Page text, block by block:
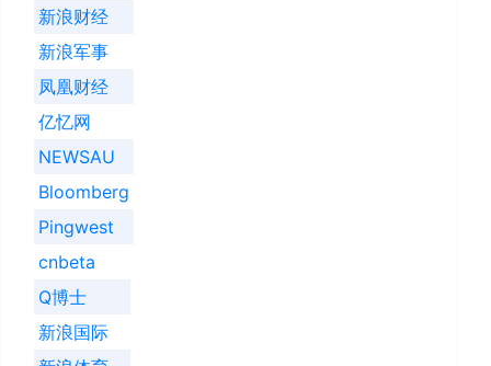
新浪财经
新浪军事
凤凰财经
亿忆网
NEWSAU
Bloomberg
Pingwest
cnbeta
Q博士
新浪国际